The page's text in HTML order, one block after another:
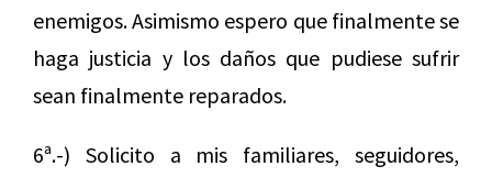
enemigos. Asimismo espero que finalmente se
haga justicia y los daños que pudiese sufrir
sean finalmente reparados.
6ª.-) Solicito a mis familiares, seguidores,